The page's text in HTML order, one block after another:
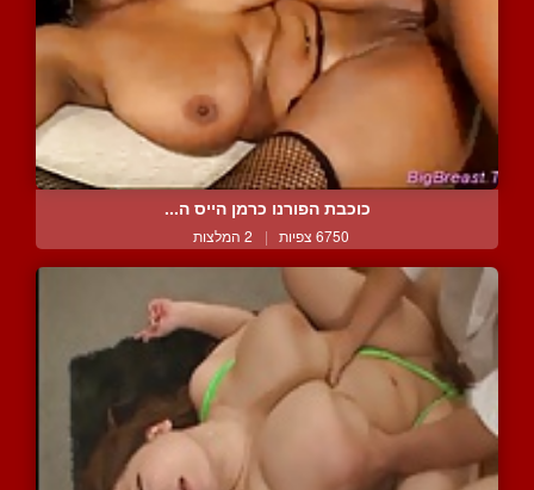
כוכבת הפורנו כרמן הייס ה...
6750 צפיות | 2 המלצות